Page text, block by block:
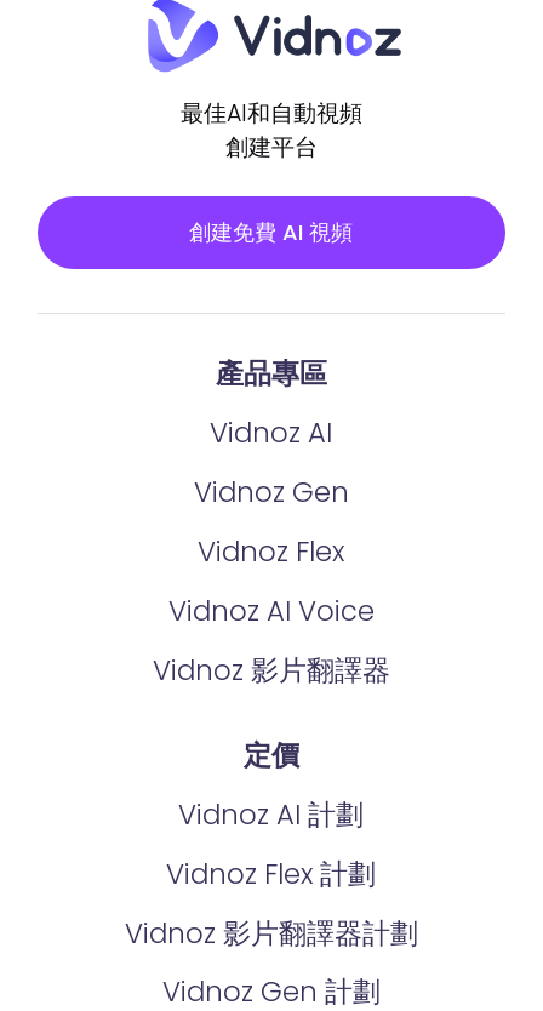
最佳AI和自動視頻
創建平台
創建免費 AI 視頻
產品專區
Vidnoz AI
Vidnoz Gen
Vidnoz Flex
Vidnoz AI Voice
Vidnoz 影片翻譯器
定價
Vidnoz AI 計劃
Vidnoz Flex 計劃
Vidnoz 影片翻譯器計劃
Vidnoz Gen 計劃